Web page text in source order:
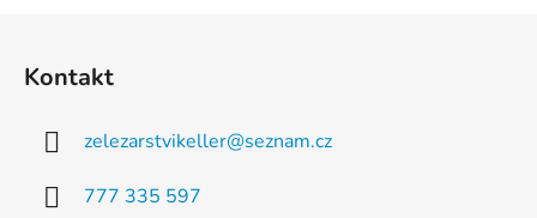
v
Kontakt
zelezarstvikeller@seznam.cz
777 335 597